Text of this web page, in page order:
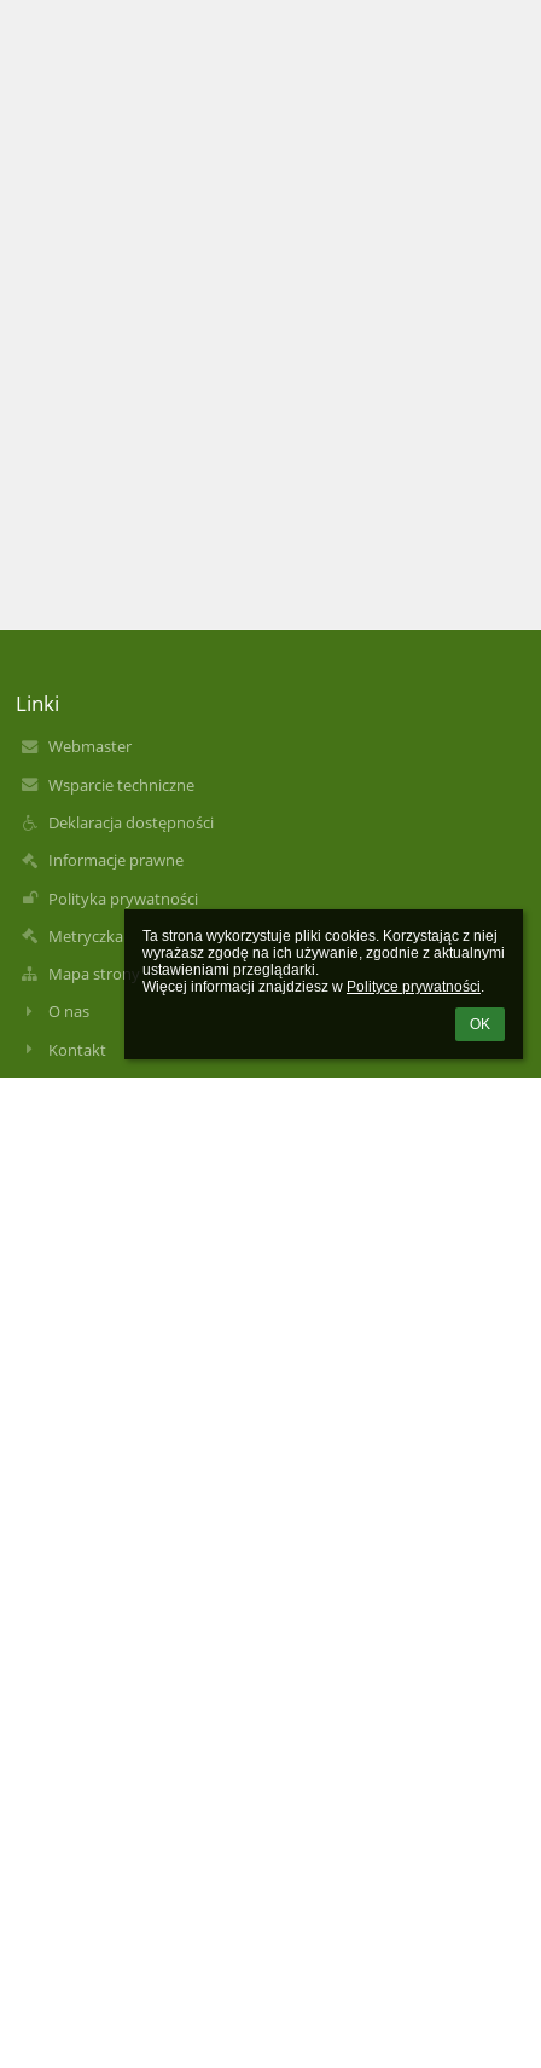
Ta strona wykorzystuje pliki cookies. Korzystając z niej
wyrażasz zgodę na ich używanie, zgodnie z aktualnymi
ustawieniami przeglądarki.
Więcej informacji znajdziesz w Polityce prywatności.
OK
Linki
Webmaster
Wsparcie techniczne
Deklaracja dostępności
Informacje prawne
Polityka prywatności
Metryczka
Mapa strony
O nas
Kontakt